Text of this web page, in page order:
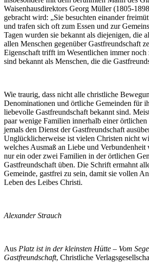
Waisenhausdirektors Georg Müller (1805-
gebracht wird: „Sie besuchten einander
und trafen sich oft zum Essen und zur
Tagen wurden sie bekannt als diejenigen, die
allen Menschen gegenüber Gastfreundschaft
Eigenschaft trifft im Wesentlichen immer
sind bekannt als Menschen, die die
Wie traurig, dass nicht alle christliche
Denominationen und örtliche Gemeinden für
liebevolle Gastfreundschaft bekannt sind.
paar wenige Familien innerhalb einer örtlichen
jemals den Dienst der Gastfreundschaft
Unglücklicherweise ist vielen Christen nicht
welches Ausmaß an Liebe und Verbundenheit
nur ein oder zwei Familien in der örtlichen
Gastfreundschaft üben. Die Schrift ermahnt
Gemeinde, gastfrei zu sein, damit sie vollen
Leben des Leibes Christi.
Alexander Strauch
Aus Platz ist in der kleinsten Hütte – Vom
Gastfreundschaft, Christliche